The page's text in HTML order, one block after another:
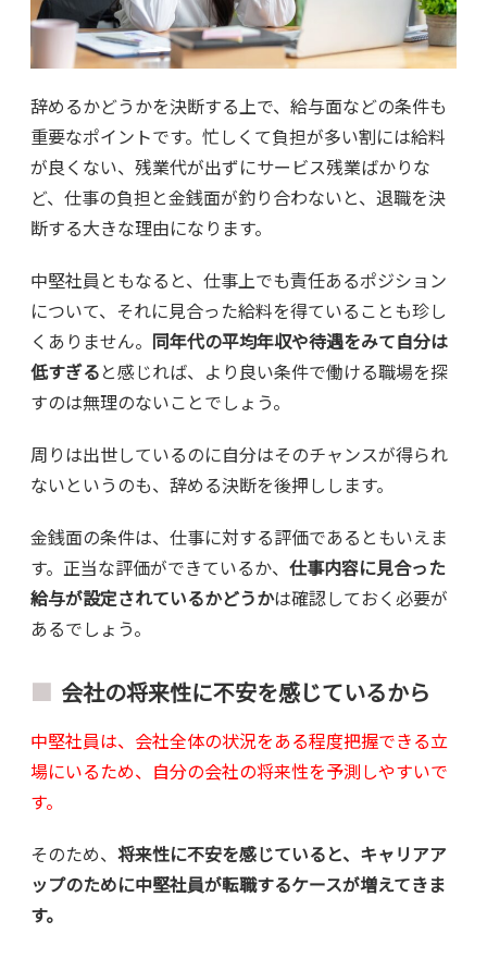
辞めるかどうかを決断する上で、給与面などの条件も
重要なポイントです。忙しくて負担が多い割には給料
が良くない、残業代が出ずにサービス残業ばかりな
ど、仕事の負担と金銭面が釣り合わないと、退職を決
断する大きな理由になります。
中堅社員ともなると、仕事上でも責任あるポジション
について、それに見合った給料を得ていることも珍し
くありません。 同年代の平均年収や待遇をみて自分は
低すぎると感じれば、より良い条件で働ける職場を探
すのは無理のないことでしょう。
周りは出世しているのに自分はそのチャンスが得られ
ないというのも、辞める決断を後押しします。
金銭面の条件は、仕事に対する評価であるともいえま
す。正当な評価ができているか、 仕事内容に見合った
給与が設定されているかどうかは確認しておく必要が
あるでしょう。
会社の将来性に不安を感じているから
中堅社員は、会社全体の状況をある程度把握できる立
場にいるため、自分の会社の将来性を予測しやすいで
す。
そのため、 将来性に不安を感じていると、キャリアア
ップのために中堅社員が転職するケースが増えてきま
す。